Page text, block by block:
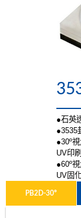
●石英
●3535
●30º
UV印
●60º
UV固
PB2D-30º